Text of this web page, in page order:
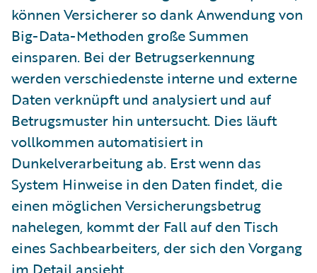
können Versicherer so dank Anwendung von
Big-Data-Methoden große Summen
einsparen. Bei der Betrugserkennung
werden verschiedenste interne und externe
Daten verknüpft und analysiert und auf
Betrugsmuster hin untersucht. Dies läuft
vollkommen automatisiert in
Dunkelverarbeitung ab. Erst wenn das
System Hinweise in den Daten findet, die
einen möglichen Versicherungsbetrug
nahelegen, kommt der Fall auf den Tisch
eines Sachbearbeiters, der sich den Vorgang